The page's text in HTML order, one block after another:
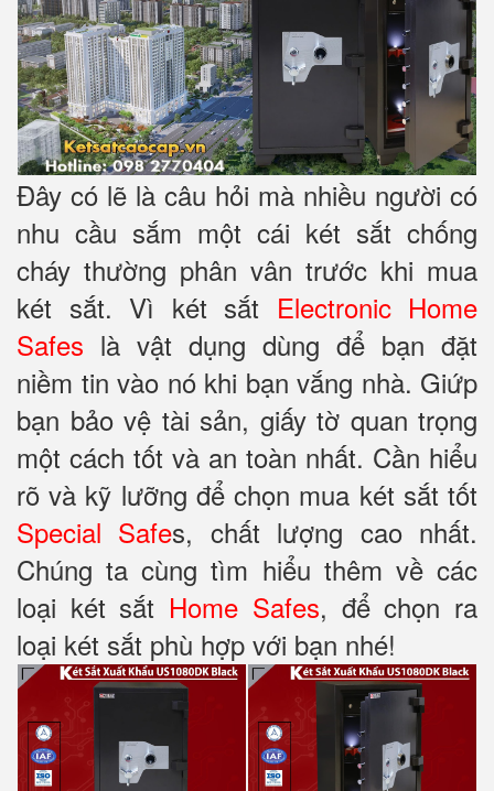
Đây có lẽ là câu hỏi mà nhiều người có
nhu cầu sắm một cái két sắt chống
cháy thường phân vân trước khi mua
két sắt. Vì két sắt Electronic Home
Safes là vật dụng dùng để bạn đặt
niềm tin vào nó khi bạn vắng nhà. Giứp
bạn bảo vệ tài sản, giấy tờ quan trọng
một cách tốt và an toàn nhất. Cần hiểu
rõ và kỹ lưỡng để chọn mua két sắt tốt
Special Safes, chất lượng cao nhất.
Chúng ta cùng tìm hiểu thêm về các
loại két sắt Home Safes, để chọn ra
loại két sắt phù hợp với bạn nhé!